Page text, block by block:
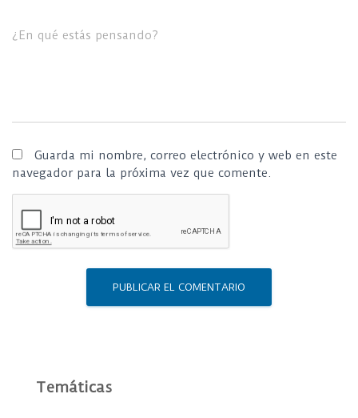
¿En qué estás pensando?
Guarda mi nombre, correo electrónico y web en este
navegador para la próxima vez que comente.
Temáticas